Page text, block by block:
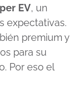
EV, un
expectativas.
premium y
para su
Por eso el